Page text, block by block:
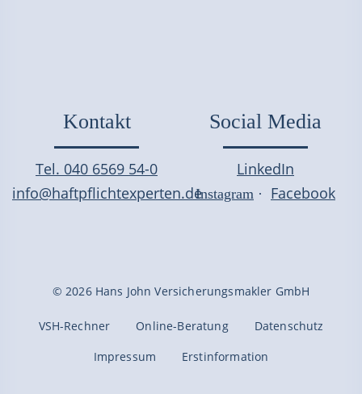
Kontakt
Tel. 040 6569 54-0
info@haftpflichtexperten.de
Social Media
LinkedIn
Instagram · Facebook
© 2026 Hans John Versicherungsmakler GmbH
VSH-Rechner Online-Beratung
Datenschutz
Impressum
Erstinformation